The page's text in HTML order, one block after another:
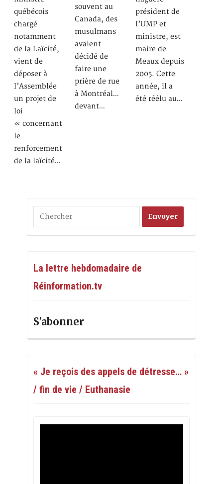
québécois
chargé
notamment
de la Laïcité,
vient de
déposer à
l’Assemblée
un projet de
loi
« concernant
le
renforcement
de la laïcité…
souvent au
Canada, des
musulmans
avaient
décidé de
faire une
prière de rue
à Montréal…
devant…
président de
l’UMP et
ministre, est
maire de
Meaux depuis
2005. Cette
année, il a
été réélu au…
La lettre hebdomadaire de
Réinformation.tv
S'abonner
« Je reçois des appels de détresse… »
/ fin de vie / Euthanasie